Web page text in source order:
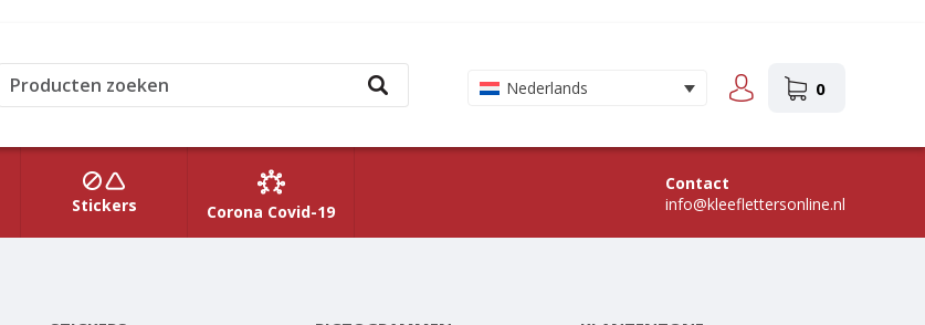
Nederlands 0
Stickers Corona Covid-19
Contact
info@kleeflettersonline.nl